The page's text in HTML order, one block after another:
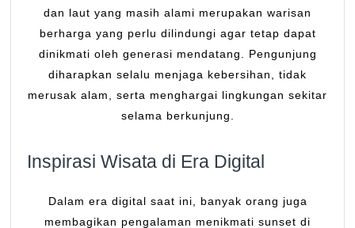
dan laut yang masih alami merupakan warisan
berharga yang perlu dilindungi agar tetap dapat
dinikmati oleh generasi mendatang. Pengunjung
diharapkan selalu menjaga kebersihan, tidak
merusak alam, serta menghargai lingkungan sekitar
selama berkunjung.
Inspirasi Wisata di Era Digital
Dalam era digital saat ini, banyak orang juga
membagikan pengalaman menikmati sunset di